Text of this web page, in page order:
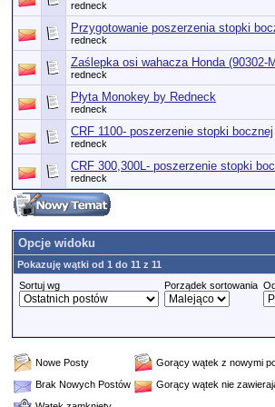
redneck
Przygotowanie poszerzenia stopki
redneck
Zaślepka osi wahacza Honda (90302-
redneck
Płyta Monokey by Redneck
redneck
CRF 1100- poszerzenie stopki bocznej
redneck
CRF 300,300L- poszerzenie stopki
redneck
Opcje widoku
Pokazuję wątki od 1 do 11 z 11
Sortuj wg
Porządek sortowania
Nowe Posty
Gorący wątek z nowymi
Brak Nowych Postów
Gorący wątek nie